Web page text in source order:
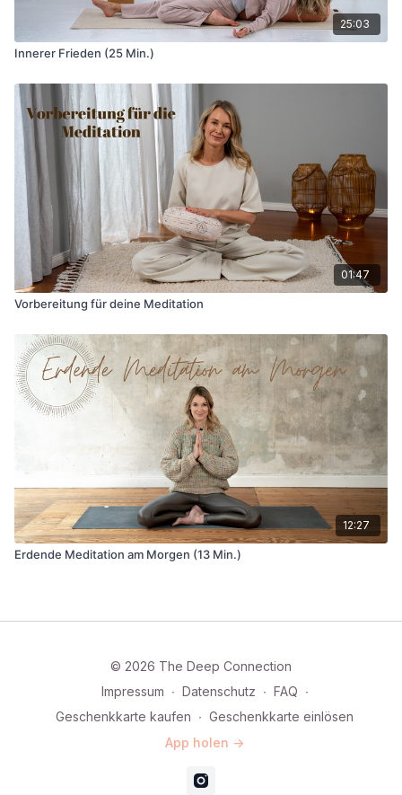
25:03
Innerer Frieden (25 Min.)
01:47
Vorbereitung für deine Meditation
12:27
Erdende Meditation am Morgen (13 Min.)
© 2026 The Deep Connection
Impressum ∙ Datenschutz ∙ FAQ ∙
Geschenkkarte kaufen ∙ Geschenkkarte einlösen
App holen ->